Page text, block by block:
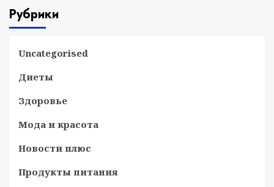
Рубрики
Uncategorised
Диеты
Здоровье
Мода и красота
Новости плюс
Продукты питания